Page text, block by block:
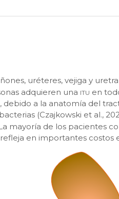
uréteres, vejiga y
adquieren una itu en
a la anatomía del
(Czajkowski et al.,
mayoría de los pacientes
en importantes costos